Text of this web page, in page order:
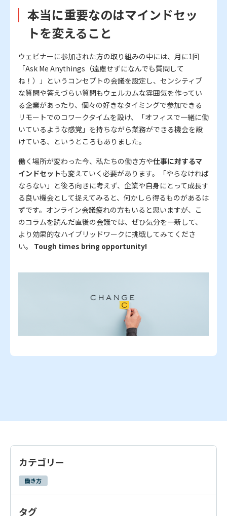
本当に重要なのはマインドセッ
トを変えること
ウェビナーに参加された方の取り組みの中には、月に1回
「Ask Me Anythings（遠慮せずになんでも質問して
ね！）」というコンセプトの会議を設定し、センシティブ
な質問や答えづらい質問もウェルカムな雰囲気を作ってい
る企業があったり、個々の好きなタイミングで参加できる
リモートでのコワークタイムを設け、「オフィスで一緒に働
いているような感覚」を持ちながら業務ができる機会を設
けている、というところもありました。
働く場所が変わった今、私たちの働き方や仕事に対するマ
インドセットも変えていく必要があります。「やらなければ
ならない」と後ろ向きに考えず、企業や自身にとって成長す
る良い機会として捉えてみると、何かしら得るものがあるは
ずです。オンライン会議疲れの方もいると思いますが、こ
のコラムを読んだ直後の会議では、ぜひ気分を一新して、
より効果的なハイブリッドワークに挑戦してみてくださ
い。 Tough times bring opportunity!
カテゴリー
働き方
タグ